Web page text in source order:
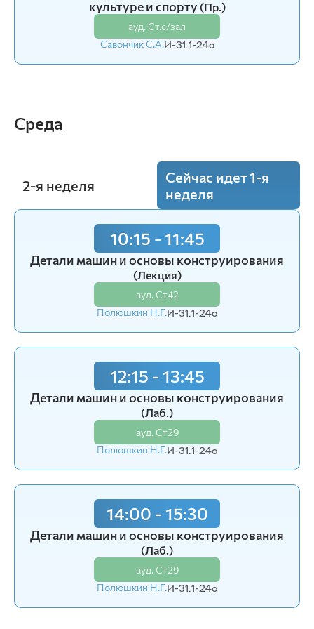
культуре и спорту (Пр.)
ауд. Ст.с/зал
Савончик С.А.И-31.1-24o
культуре и спорту(Пр.)
ауд. Ст.с/зал
Савончик С.А.И-31.1-24o
Среда
2-я неделя
Сейчас идет 1-я
неделя
10:15 - 11:45
Детали машин и основы конструирования
(Лекция)
ауд. Ст42
Полюшкин Н.Г.И-31.1-24o
12:15 - 13:45
Детали машин и основы конструирования
(Лаб.)
ауд. Ст29
Полюшкин Н.Г.И-31.1-24o
14:00 - 15:30
Детали машин и основы конструирования
(Лаб.)
ауд. Ст29
Полюшкин Н.Г.И-31.1-24o
12:15 - 13:45
Экономика(Пр.)
ауд. Э5-09
Киян Т.В.И-31.1-24o
14:00 - 15:30
Экономика(Пр.)
ауд. Э5-09
Киян Т.В.И-31.1-24o